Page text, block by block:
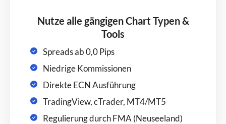
Nutze alle gängigen Chart Typen &
Tools
Spreads ab 0,0 Pips
Niedrige Kommissionen
Direkte ECN Ausführung
TradingView, cTrader, MT4/MT5
Regulierung durch FMA (Neuseeland)